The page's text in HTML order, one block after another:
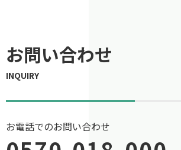
お問い合わせ
お電話でのお問い合わせ